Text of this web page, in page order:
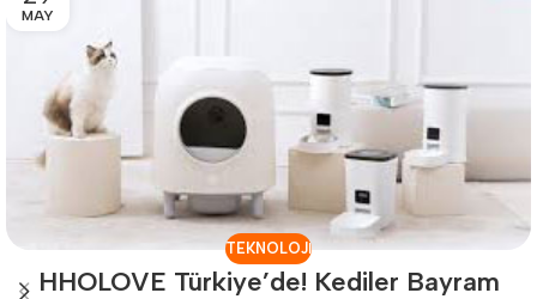
MAY
TEKNOLOJI
HHOLOVE Türkiye’de! Kediler Bayram